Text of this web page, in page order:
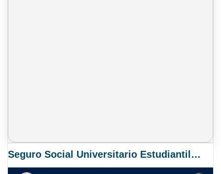
Seguro Social Universitario Estudiantil SSUE